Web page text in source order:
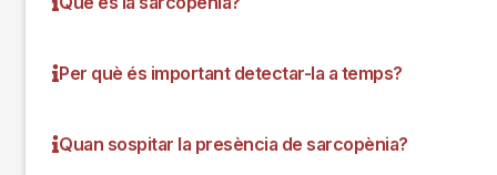
Per què és important detectar-la a temps?
Quan sospitar la presència de sarcopènia?